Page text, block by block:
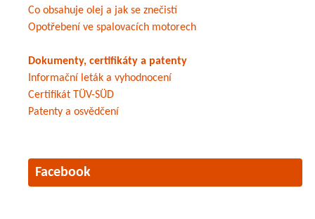
Co obsahuje olej a jak se znečistí
Opotřebení ve spalovacích motorech
Dokumenty, certifikáty a patenty
Informační leták a vyhodnocení
Certifikát TÜV-SÜD
Patenty a osvědčení
Facebook